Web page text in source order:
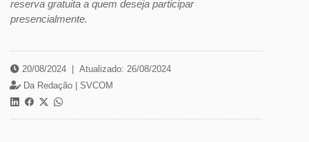
reserva gratuita a quem deseja participar
presencialmente.
20/08/2024
Atualizado: 26/08/2024
Da Redação | SVCOM